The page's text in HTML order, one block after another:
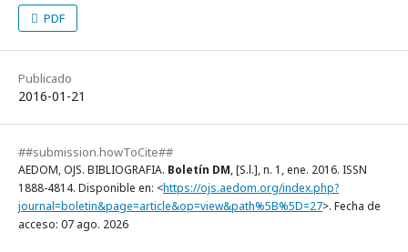
PDF
Publicado
2016-01-21
##submission.howToCite##
AEDOM, OJS. BIBLIOGRAFIA. Boletín DM, [S.l.], n. 1, ene. 2016. ISSN
1888-4814. Disponible en: <https://ojs.aedom.org/index.php?
journal=boletin&page=article&op=view&path%5B%5D=27>. Fecha de
acceso: 07 ago. 2026